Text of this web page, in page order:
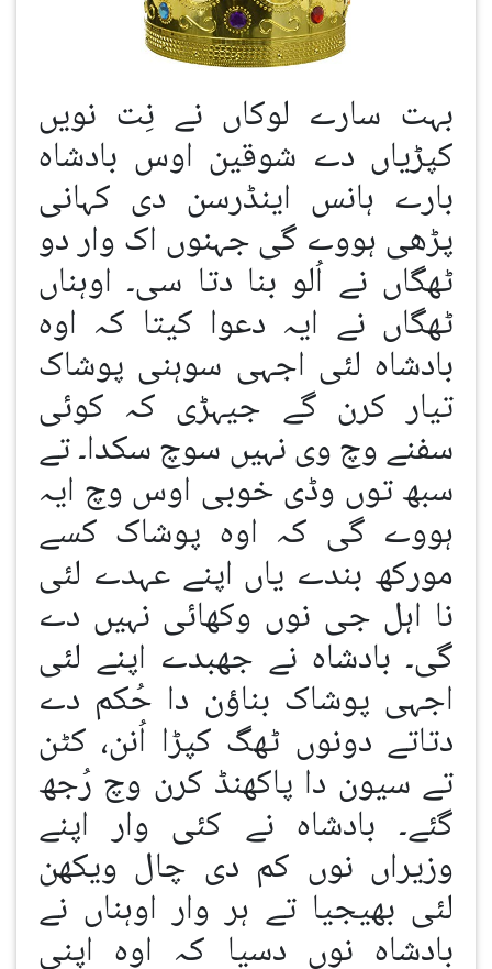
بہت سارے لوکاں نے نِت نویں
کپڑیاں دے شوقین اوس بادشاہ
بارے ہانس اینڈرسن دی کہانی
پڑھی ہووے گی جہنوں اک وار دو
ٹھگاں نے اُلو بنا دتا سی۔ اوہناں
ٹھگاں نے ایہ دعوا کیتا کہ اوہ
بادشاہ لئی اجہی سوہنی پوشاک
تیار کرن گے جیہڑی کہ کوئی
سفنے وچ وی نہیں سوچ سکدا۔ تے
سبھ توں وڈی خوبی اوس وچ ایہ
ہووے گی کہ اوہ پوشاک کسے
مورکھ بندے یاں اپنے عہدے لئی
نا اہل جی نوں وکھائی نہیں دے
گی۔ بادشاہ نے جھبدے اپنے لئی
اجہی پوشاک بناؤن دا حُکم دے
دتاتے دونوں ٹھگ کپڑا اُنن، کٹن
تے سیون دا پاکھنڈ کرن وچ رُجھ
گئے۔ بادشاہ نے کئی وار اپنے
وزیراں نوں کم دی چال ویکھن
لئی بھیجیا تے ہر وار اوہناں نے
بادشاہ نوں دسیا کہ اوہ اپنی